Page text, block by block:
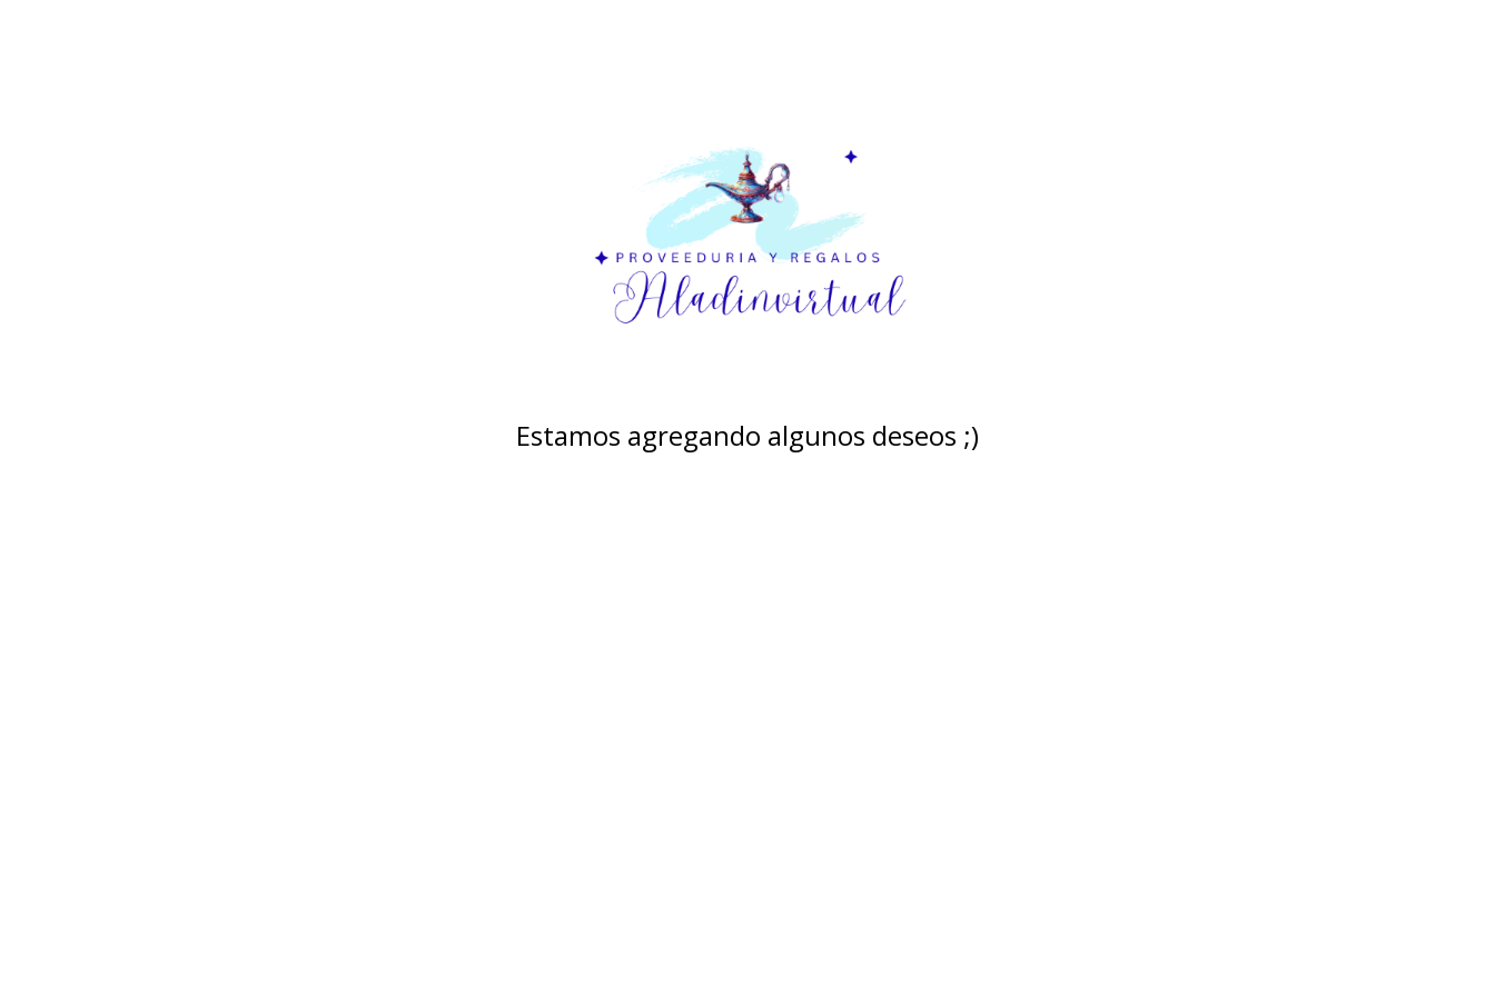
Estamos agregando algunos deseos ;)